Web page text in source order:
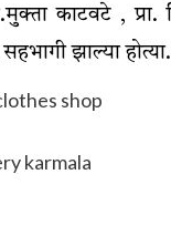
काटवटे ,
सहभागी झाल्या होत्या.